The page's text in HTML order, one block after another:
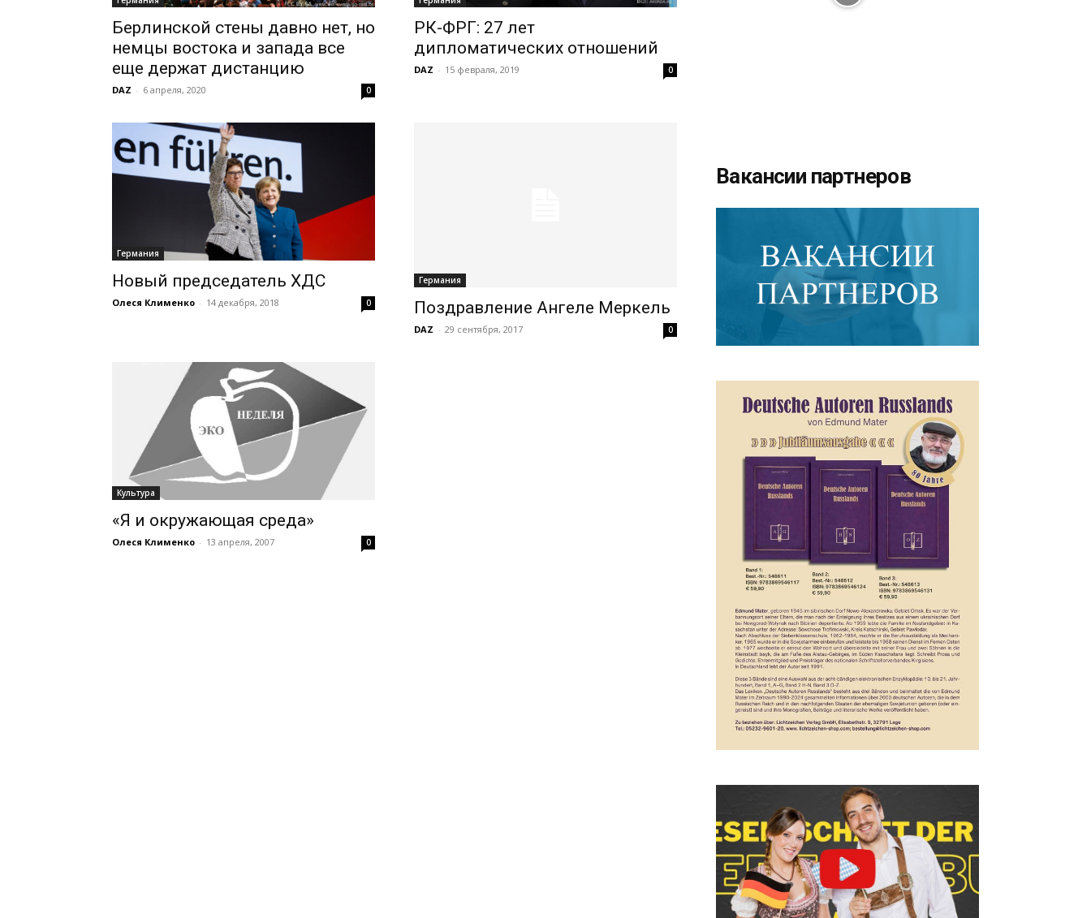
Берлинской стены давно нет, но
немцы востока и запада все
еще держат дистанцию
DAZ - 6 апреля, 2020 0
РК-ФРГ: 27 лет
дипломатических отношений
DAZ - 15 февраля, 2019 0
Германия
Новый председатель ХДС
Олеся Клименко - 14 декабря, 2018 0
Германия
Поздравление Ангеле Меркель
DAZ - 29 сентября, 2017 0
Культура
«Я и окружающая среда»
Олеся Клименко - 13 апреля, 2007 0
Вакансии партнеров